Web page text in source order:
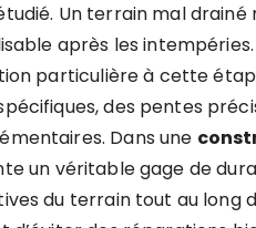
Un terrain mal drainé
après les intempéries.
particulière à cette
des pentes
Dans une
un véritable gage de
du terrain tout au long